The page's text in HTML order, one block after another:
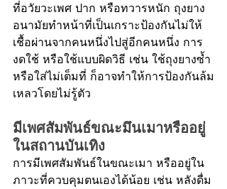
ที่อวัยวะเพศ ปาก หรือทวารหนัก ถุงยาง
อนามัยทำหน้าที่เป็นเกราะป้องกันไม่ให้
เชื้อผ่านจากคนหนึ่งไปสู่อีกคนหนึ่ง การ
งดใช้ หรือใช้แบบผิดวิธี เช่น ใช้ถุงยางซ้ำ
หรือใส่ไม่เต็มที่ ก็อาจทำให้การป้องกันล้ม
เหลวโดยไม่รู้ตัว
มีเพศสัมพันธ์ขณะมึนเมาหรืออยู่
ในสถานบันเทิง
การมีเพศสัมพันธ์ในขณะเมา หรืออยู่ใน
ภาวะที่ควบคุมตนเองได้น้อย เช่น หลังดื่ม